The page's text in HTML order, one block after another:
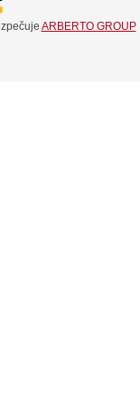
ARBERTO GROUP